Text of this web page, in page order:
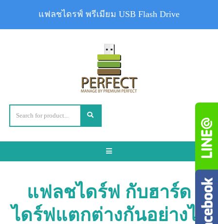
Toggle
แฟลชไดร์ฟ กับฮาร์ด
ไดร์ฟแตกต่างกันอย่างไร
แฟลชไดรฟ์ พรีเมียม USB Flash Drive